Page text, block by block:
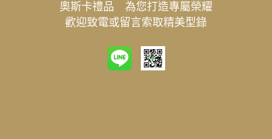
奧斯卡禮品 為您打造專屬榮耀
歡迎致電或留言索取精美型錄